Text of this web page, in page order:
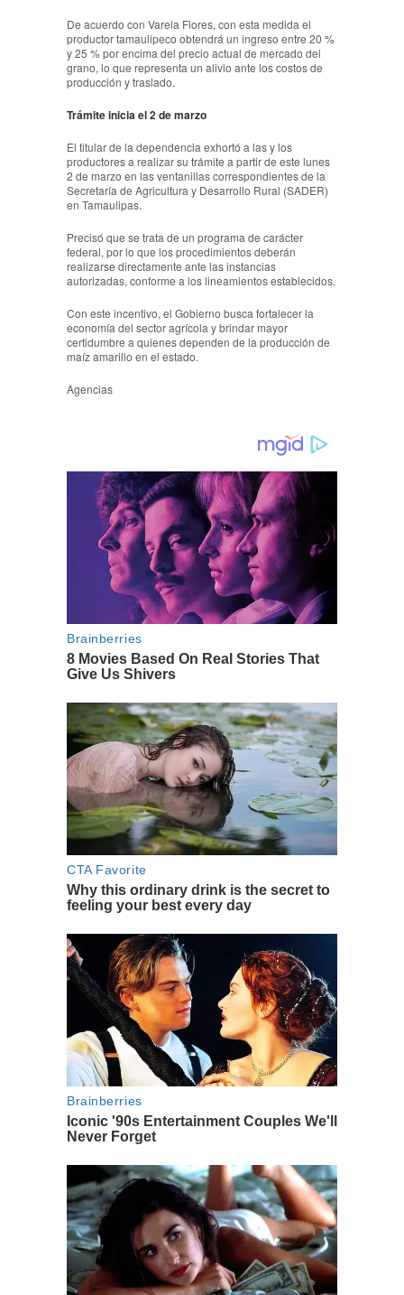
De acuerdo con Varela Flores, con esta medida el
productor tamaulipeco obtendrá un ingreso entre 20 %
y 25 % por encima del precio actual de mercado del
grano, lo que representa un alivio ante los costos de
producción y traslado.
Trámite inicia el 2 de marzo
El titular de la dependencia exhortó a las y los
productores a realizar su trámite a partir de este lunes
2 de marzo en las ventanillas correspondientes de la
Secretaría de Agricultura y Desarrollo Rural (SADER)
en Tamaulipas.
Precisó que se trata de un programa de carácter
federal, por lo que los procedimientos deberán
realizarse directamente ante las instancias
autorizadas, conforme a los lineamientos establecidos.
Con este incentivo, el Gobierno busca fortalecer la
economía del sector agrícola y brindar mayor
certidumbre a quienes dependen de la producción de
maíz amarillo en el estado.
Agencias